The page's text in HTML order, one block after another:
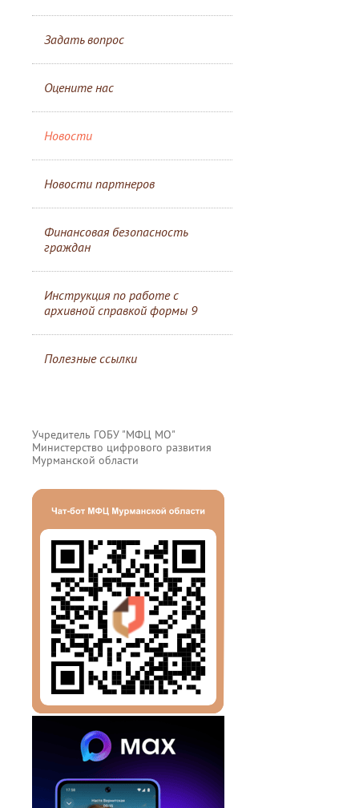
Задать вопрос
Оцените нас
Новости
Новости партнеров
Финансовая безопасность
граждан
Инструкция по работе с
архивной справкой формы 9
Полезные ссылки
Учредитель ГОБУ "МФЦ МО"
Министерство цифрового развития
Мурманской области